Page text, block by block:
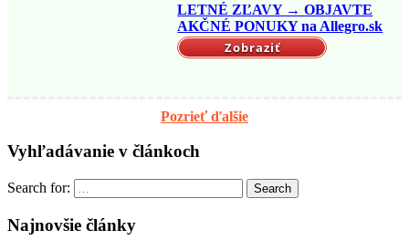
LETNÉ ZĽAVY → OBJAVTE
AKČNÉ PONUKY na Allegro.sk
Zobraziť
Pozrieť ďalšie
Vyhľadávanie v článkoch
Search for: Search
Najnovšie články